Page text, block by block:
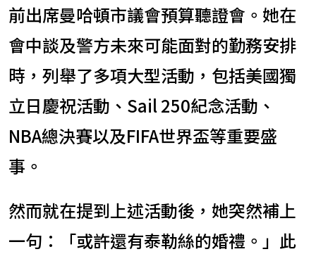
前出席曼哈頓市議會預算聽證會。她在
會中談及警方未來可能面對的勤務安排
時，列舉了多項大型活動，包括美國獨
立日慶祝活動、Sail 250紀念活動、
NBA總決賽以及FIFA世界盃等重要盛
事。
然而就在提到上述活動後，她突然補上
一句：「或許還有泰勒絲的婚禮。」此